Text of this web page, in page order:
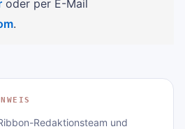
oder per E-Mail
.
Redaktionsteam und